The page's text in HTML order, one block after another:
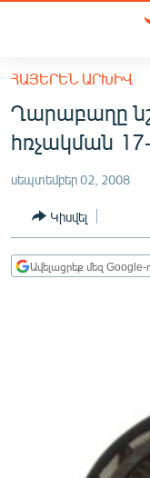
հիմնական
բովանդակությանը
Անցնել
հիմնական
մենյուին
ՀԱՅԱՍՏԱՆ
ՔԱՂԱՔԱԿԱՆ
ԸՆՏՐՈՒԹՅՈՒՆՆԵՐ
ԻՐԱՎՈՒՆՔ
ՀԱՍԱՐԱԿՈՒԹՅՈՒՆ
ՊԱՏԵՐԱԶՄԻ 6
ՀԱՅԵՐԵՆ ԱՐԽԻՎ
Ղարաբաղը
հռչակման
սեպտեմբեր 02, 2008
Կիսվել
Ավելացրեք մեզ Google-